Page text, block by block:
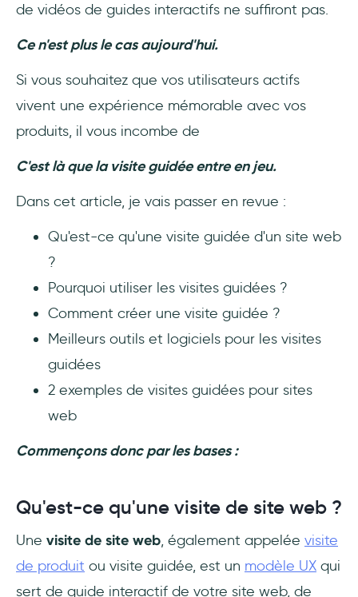
de vidéos de guides interactifs ne suffiront pas.
Ce n'est plus le cas aujourd'hui.
Si vous souhaitez que vos utilisateurs actifs
vivent une expérience mémorable avec vos
produits, il vous incombe de
C'est là que la visite guidée entre en jeu.
Dans cet article, je vais passer en revue :
Qu'est-ce qu'une visite guidée d'un site web
?
Pourquoi utiliser les visites guidées ?
Comment créer une visite guidée ?
Meilleurs outils et logiciels pour les visites
guidées
2 exemples de visites guidées pour sites
web
Commençons donc par les bases :
Qu'est-ce qu'une visite de site web ?
Une visite de site web, également appelée visite
de produit ou visite guidée, est un modèle UX qui
sert de guide interactif de votre site web, de